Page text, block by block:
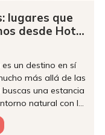
lugares que
desde Hotel
un destino en sí
más allá de las
una estancia
natural con la
tu base perfecta.
lo que te permite